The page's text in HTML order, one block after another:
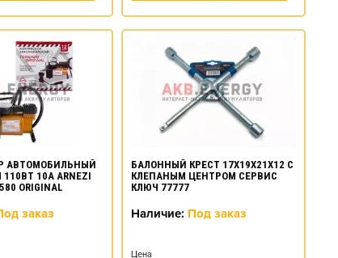
АВТОМОБИЛЬНЫЙ
10А ARNEZI
ORIGINAL
заказ
БАЛОННЫЙ КРЕСТ 17Х19Х21Х12 С
КЛЕПАНЫМ ЦЕНТРОМ СЕРВИС
КЛЮЧ 77777
Наличие: Под заказ
Цена